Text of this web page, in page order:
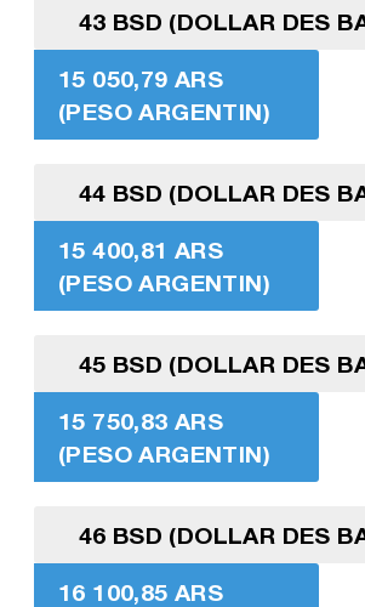
43 BSD (DOLLAR DES
15 050,79 ARS
(PESO ARGENTIN)
44 BSD (DOLLAR DES
15 400,81 ARS
(PESO ARGENTIN)
45 BSD (DOLLAR DES
15 750,83 ARS
(PESO ARGENTIN)
46 BSD (DOLLAR DES
16 100,85 ARS